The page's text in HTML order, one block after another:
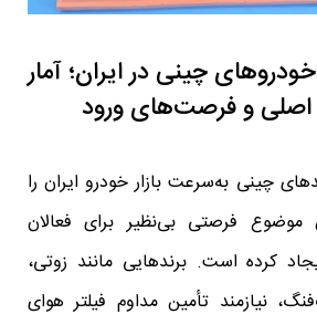
خودروهای چینی در ایران؛ آمار
اصلی و فرصت‌های ورود
چینی به‌سرعت بازار خودرو ایران را
موضوع فرصتی بی‌نظیر برای فعالان
کرده است. برندهایی مانند زوتی،
نیازمند تأمین مداوم فیلتر هوای